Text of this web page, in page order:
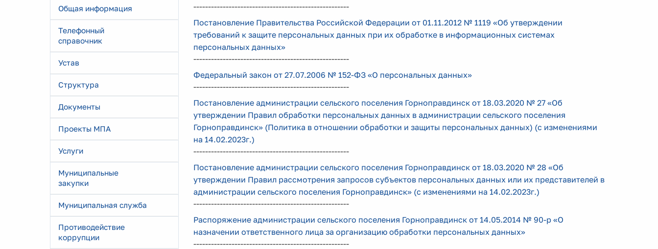
Общая информация
Телефонный
справочник
Устав
Структура
Документы
Проекты МПА
Услуги
Муниципальные
закупки
Муниципальная служба
Противодействие
коррупции
-----------------------------------------------------
Постановление Правительства Российской Федерации от 01.11.2012 № 1119 «Об утверждении
требований к защите персональных данных при их обработке в информационных системах
персональных данных»
-----------------------------------------------------
Федеральный закон от 27.07.2006 № 152-ФЗ «О персональных данных»
-----------------------------------------------------
Постановление администрации сельского поселения Горноправдинск от 18.03.2020 № 27 «Об
утверждении Правил обработки персональных данных в администрации сельского поселения
Горноправдинск» (Политика в отношении обработки и защиты персональных данных) (с изменениями
на 14.02.2023г.)
-----------------------------------------------------
Постановление администрации сельского поселения Горноправдинск от 18.03.2020 № 28 «Об
утверждении Правил рассмотрения запросов субъектов персональных данных или их представителей в
администрации сельского поселения Горноправдинск» (с изменениями на 14.02.2023г.)
-----------------------------------------------------
Распоряжение администрации сельского поселения Горноправдинск от 14.05.2014 № 90-р «О
назначении ответственного лица за организацию обработки персональных данных»
-----------------------------------------------------